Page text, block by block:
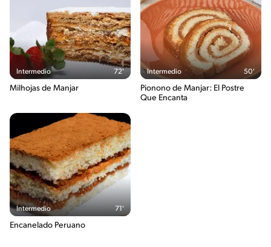
Intermedio 72'
Milhojas de Manjar
Intermedio 50'
Pionono de Manjar: El Postre
Que Encanta
Intermedio 71'
Encanelado Peruano